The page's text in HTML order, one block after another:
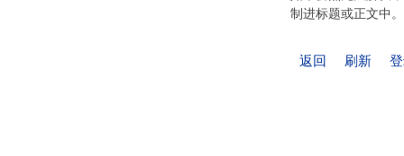
制进标题或正文中。
返回 刷新